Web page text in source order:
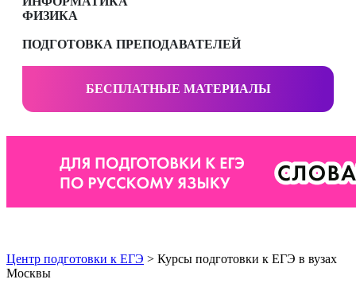
ФИЗИКА
ПОДГОТОВКА ПРЕПОДАВАТЕЛЕЙ
БЕСПЛАТНЫЕ МАТЕРИАЛЫ
Центр подготовки к ЕГЭ > Курсы подготовки к ЕГЭ в вузах
Москвы